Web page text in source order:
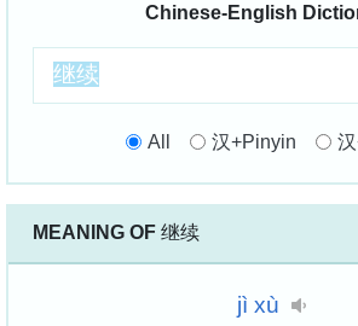
Chinese-English
All 汉+Pinyin
MEANING OF 继续
jì xù